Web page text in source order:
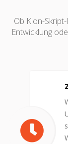
Ob Klon-
Entwicklung